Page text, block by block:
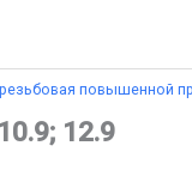
повышенной
12.9